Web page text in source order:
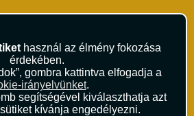
használ az élmény fokozása
érdekében.
gombra kattintva elfogadja a
irányelvünket.
segítségével kiválaszthatja azt
kívánja engedélyezni.
Feltételek
Feltételek
Feltételek